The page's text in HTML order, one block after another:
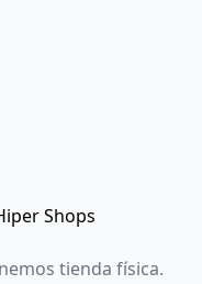
Shops
tienda física.